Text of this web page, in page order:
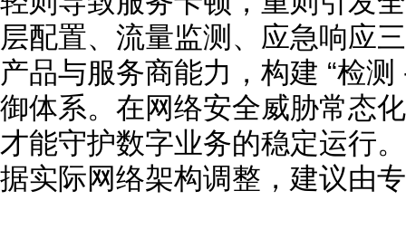
层配置、流量监测、应急响应
产品与服务商能力，构建 “检
御体系。在网络安全威胁常态
才能守护数字业务的稳定运行
据实际网络架构调整，建议由